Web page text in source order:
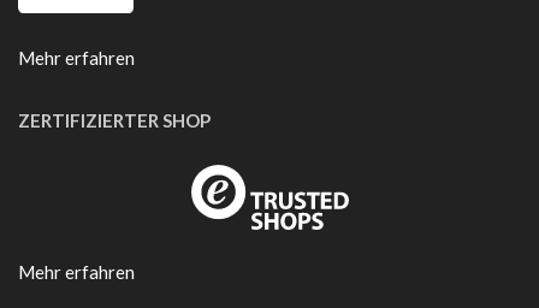
Mehr erfahren
ZERTIFIZIERTER SHOP
Mehr erfahren